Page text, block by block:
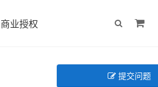
商业授权
提交问题